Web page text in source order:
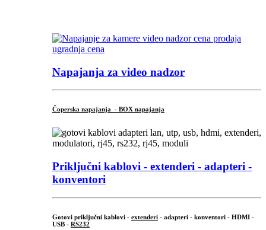
Napajanja za video nadzor
Čoperska napajanja - BOX napajanja
Priključni kablovi - extenderi - adapteri -
konventori
Gotovi priključni kablovi - extenderi - adapteri - konventori - HDMI -
USB - RS232